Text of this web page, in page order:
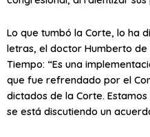
Lo que tumbó la Corte, lo ha
letras, el doctor Humberto de
Tiempo: “Es una
que fue refrendado por el
dictados de la Corte.
se está discutiendo un